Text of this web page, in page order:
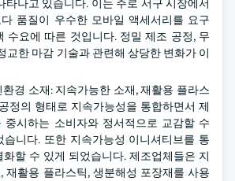
타나고 있습니다. 이는 주로 서구 시장에서
품질이 우수한 모바일 액세서리를 요구
수요에 따른 것입니다. 정밀 제조 공정, 무
교한 마감 기술과 관련해 상당한 변화가 이
경 소재: 지속가능한 소재, 재활용 플라스
정의 형태로 지속가능성을 통합하면서 제
중시하는 소비자와 정서적으로 교감할 수
습니다. 또한 지속가능성 이니셔티브를 통
할 수 있게 되었습니다. 제조업체들은 지
재활용 플라스틱, 생분해성 포장재를 사용